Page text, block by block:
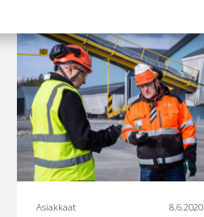
Asiakkaat 8.6.2020